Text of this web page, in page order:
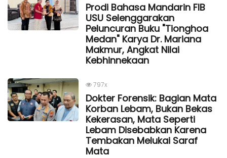
Prodi Bahasa Mandarin FIB
USU Selenggarakan
Peluncuran Buku "Tionghoa
Medan" Karya Dr. Mariana
Makmur, Angkat Nilai
Kebhinnekaan
797x
Dokter Forensik: Bagian Mata
Korban Lebam, Bukan Bekas
Kekerasan, Mata Seperti
Lebam Disebabkan Karena
Tembakan Melukai Saraf
Mata